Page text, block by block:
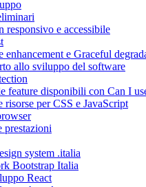
responsivo e accessibile
enhancement e Graceful
allo sviluppo del software
feature disponibili con Can I
risorse per CSS e JavaScript
prestazioni
system .italia
Bootstrap Italia
React